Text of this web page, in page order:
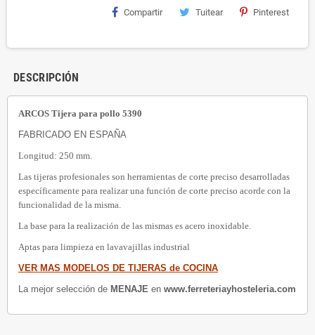
Compartir Tuitear Pinterest
DESCRIPCIÓN
ARCOS Tijera para pollo 5390
FABRICADO EN ESPAÑA
Longitud: 250 mm.
Las tijeras profesionales son herramientas de corte preciso desarrolladas
específicamente para realizar una función de corte preciso acorde con la
funcionalidad de la misma.
La base para la realización de las mismas es acero inoxidable.
Aptas para limpieza en lavavajillas industrial
VER MAS MODELOS DE TIJERAS de COCINA
La mejor selección de MENAJE en www.ferreteriayhosteleria.com